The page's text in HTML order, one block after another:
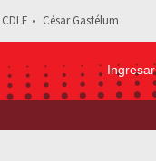
César Gastélum
Ingresar